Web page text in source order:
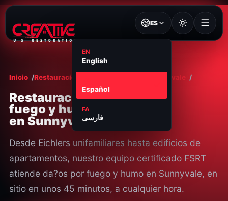
ES
EN
English
Español
FA
فارسی
Inicio Restauración por Fuego y Humo Sunnyvale
Restauraci?n de
fuego y humo 24/7
en Sunnyvale, CA
Desde Eichlers unifamiliares hasta edificios de
apartamentos, nuestro equipo certificado FSRT
atiende da?os por fuego y humo en Sunnyvale, en
sitio en unos 45 minutos, a cualquier hora.